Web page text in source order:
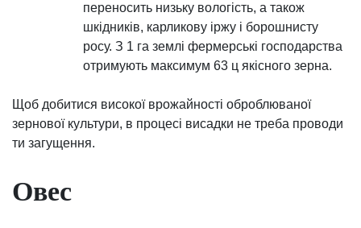
переносить низьку вологість, а також
шкідників, карликову іржу і борошнисту
росу. З 1 га землі фермерські господарства
отримують максимум 63 ц якісного зерна.
Щоб добитися високої врожайності оброблюваної
зернової культури, в процесі висадки не треба проводи
ти загущення.
Овес